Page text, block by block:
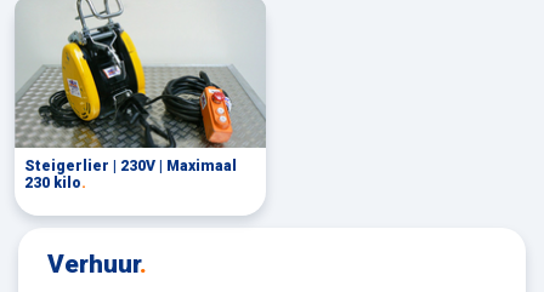
Steigerlier | 230V | Maximaal
230 kilo.
Verhuur.